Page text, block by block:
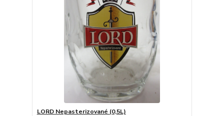
LORD Nepasterizované (0,5L)